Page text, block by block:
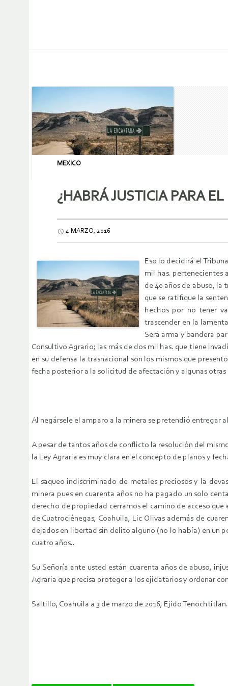
MEXICO
¿HABRÁ JUSTICIA PARA
4 MARZO, 2016
Eso lo decidirá el
mil has. pertenecientes
de 40 años de abuso, la
que se ratifique la
hechos por no tener
trascender en la
Será arma y bandera
Consultivo Agrario; las más de dos mil has. que tiene
en su defensa la trasnacional son los mismos que
fecha posterior a la solicitud de afectación y algunas otras
Al negársele el amparo a la minera se pretendió
A pesar de tantos años de conflicto la resolución del
la Ley Agraria es muy clara en el concepto de planos y
El saqueo indiscriminado de metales preciosos y la
minera pues en cuarenta años no ha pagado un solo
derecho de propiedad cerramos el camino de acceso
de Cuatrociénegas, Coahuila, Lic Olivas además de
dejados en libertad sin delito alguno (no lo había) en un
cuatro años..
Su Señoría ante usted están cuarenta años de abuso,
Agraria que precisa proteger a los ejidatarios y ordenar
Saltillo, Coahuila a 3 de marzo de 2016, Ejido Tenochtitlan.